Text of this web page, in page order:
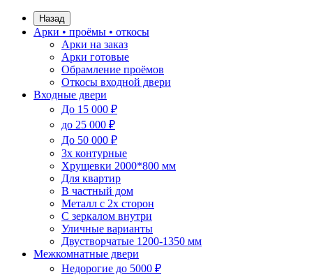
Назад
Арки • проёмы • откосы
Арки на заказ
Арки готовые
Обрамление проёмов
Откосы входной двери
Входные двери
До 15 000 ₽
до 25 000 ₽
До 50 000 ₽
3х контурные
Хрущевки 2000*800 мм
Для квартир
В частный дом
Металл с 2х сторон
С зеркалом внутри
Уличные варианты
Двустворчатые 1200-1350 мм
Межкомнатные двери
Недорогие до 5000 ₽